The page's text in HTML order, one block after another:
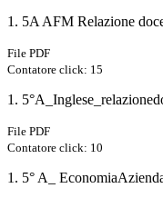
1. 5A AFM Relazione
File PDF
Contatore click: 15
1.
File PDF
Contatore click: 10
1. 5° A_